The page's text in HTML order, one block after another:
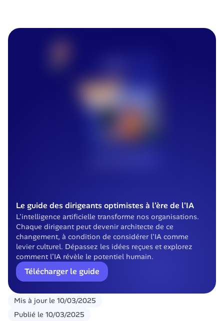
Le guide des dirigeants optimistes à l'ère de l'IA
L'intelligence artificielle transforme nos organisations.
Chaque dirigeant peut devenir architecte de ce
changement, à condition de considérer l'IA comme
levier culturel. Dépassez les idées reçues et explorez
comment l’IA révèle le potentiel humain.
Télécharger le guide
Mis à jour le 10/03/2025
Publié le 10/03/2025